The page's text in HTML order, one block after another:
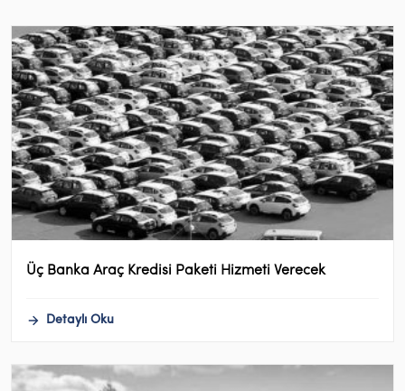
Üç Banka Araç Kredisi Paketi Hizmeti Verecek
Detaylı Oku